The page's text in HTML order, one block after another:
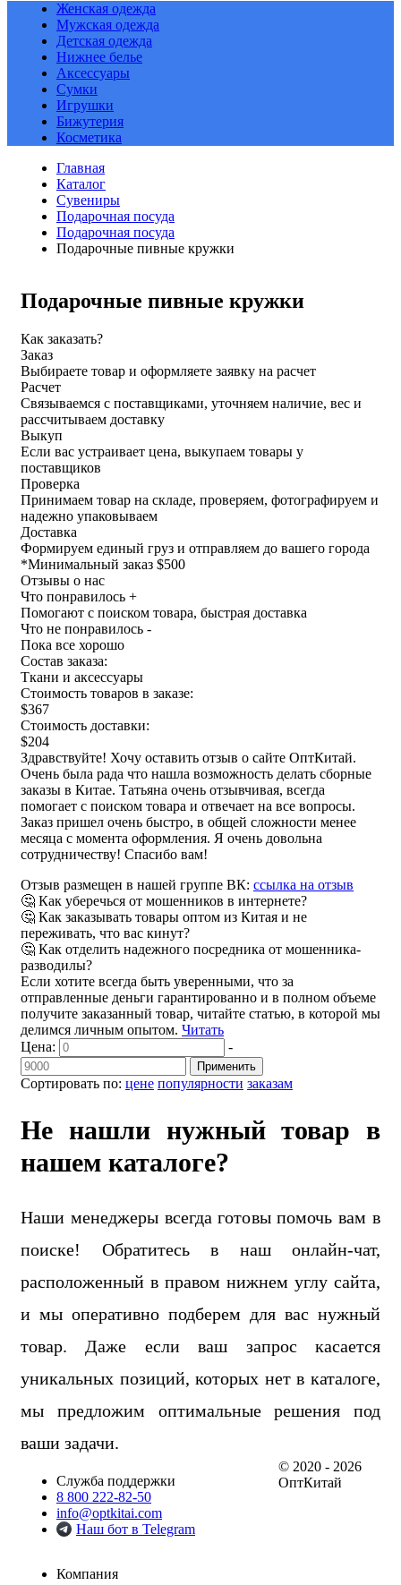
Женская одежда
Мужская одежда
Детская одежда
Нижнее белье
Аксессуары
Сумки
Игрушки
Бижутерия
Косметика
Главная
Каталог
Сувениры
Подарочная посуда
Подарочная посуда
Подарочные пивные кружки
Подарочные пивные кружки
Как заказать?
Заказ
Выбираете товар и оформляете заявку на расчет
Расчет
Связываемся с поставщиками, уточняем наличие, вес и
рассчитываем доставку
Выкуп
Если вас устраивает цена, выкупаем товары у
поставщиков
Проверка
Принимаем товар на складе, проверяем, фотографируем и
надежно упаковываем
Доставка
Формируем единый груз и отправляем до вашего города
*Минимальный заказ $500
Отзывы о нас
Что понравилось +
Помогают с поиском товара, быстрая доставка
Что не понравилось -
Пока все хорошо
Состав заказа:
Ткани и аксессуары
Стоимость товаров в заказе:
$367
Стоимость доставки:
$204
Здравствуйте! Хочу оставить отзыв о сайте ОптКитай.
Очень была рада что нашла возможность делать сборные
заказы в Китае. Татьяна очень отзывчивая, всегда
помогает с поиском товара и отвечает на все вопросы.
Заказ пришел очень быстро, в общей сложности менее
месяца с момента оформления. Я очень довольна
сотрудничеству! Спасибо вам!
Отзыв размещен в нашей группе ВК: ссылка на отзыв
🤔 Как уберечься от мошенников в интернете?
🤔 Как заказывать товары оптом из Китая и не
переживать, что вас кинут?
🤔 Как отделить надежного посредника от мошенника-
разводилы?
Если хотите всегда быть уверенными, что за
отправленные деньги гарантированно и в полном объеме
получите заказанный товар, читайте статью, в которой мы
делимся личным опытом. Читать
Сортировать по: цене популярности заказам
Цена: -
Применить
Не нашли нужный товар в
нашем каталоге?
Наши менеджеры всегда готовы помочь вам в
поиске! Обратитесь в наш онлайн-чат,
расположенный в правом нижнем углу сайта,
и мы оперативно подберем для вас нужный
товар. Даже если ваш запрос касается
уникальных позиций, которых нет в каталоге,
мы предложим оптимальные решения под
ваши задачи.
Служба поддержки
8 800 222-82-50
info@optkitai.com
Наш бот в Telegram
Компания
© 2020 - 2026
ОптКитай